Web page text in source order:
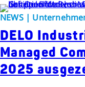
NEWS |
DELO
Managed
2025